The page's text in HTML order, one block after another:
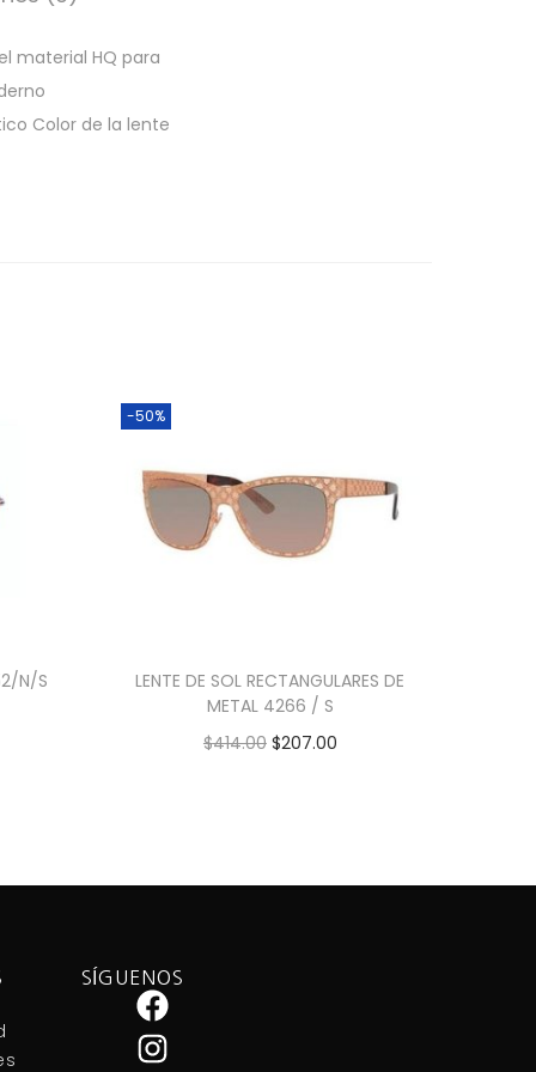
material HQ para
Color de la lente
N/S
-50%
LENTE DE SOL RECTANGULARES DE
METAL 4266 / S
$414.00 $207.00
SÍGUENOS